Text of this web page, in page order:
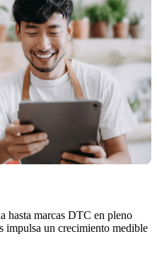
hasta marcas DTC en pleno
impulsa un crecimiento medible